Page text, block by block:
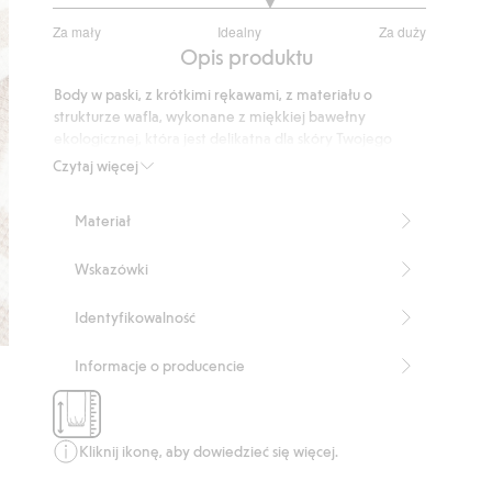
Za mały Idealny Za duży
na
30
głosów
Opis produktu
Czytaj więcej
Body w paski, z krótkimi rękawami, z materiału o
strukturze wafla, wykonane z miękkiej bawełny
dziecka. Body dla niemowląt ma zatrzaski przy ramieniu
rośnięcia dziecko może nosić to samo ubranie przez
Zatrzaski na ramieniu ułatwiające zakładanie i
Podwójne rzędy zatrzasków w kroku.
Produkt zawiera 100% bawełny ekologicznej.
Numer artykułu
:
Organic cotton- GOTS
Materiał
Wskazówki
Identyfikowalność
Informacje o producencie
Kliknij ikonę, aby dowiedzieć się więcej.